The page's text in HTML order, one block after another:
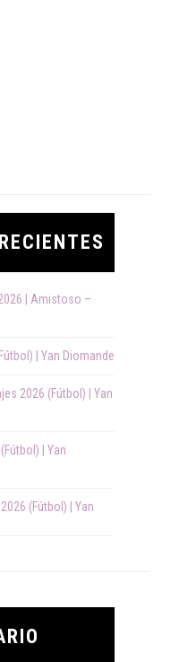
| Amistoso –
| Yan Diomande
2026 (Fútbol) | Yan
| Yan
(Fútbol) | Yan